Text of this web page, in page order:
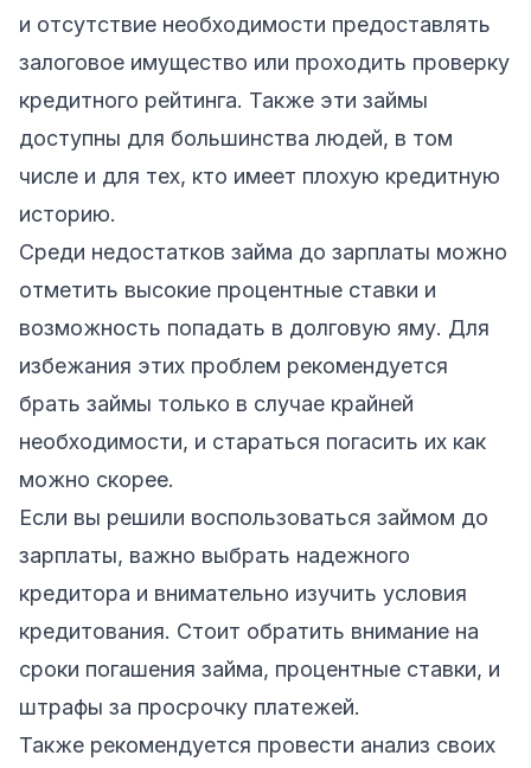
и отсутствие необходимости предоставлять
залоговое имущество или проходить проверку
кредитного рейтинга. Также эти займы
доступны для большинства людей, в том
числе и для тех, кто имеет плохую кредитную
историю.
Среди недостатков займа до зарплаты можно
отметить высокие процентные ставки и
возможность попадать в долговую яму. Для
избежания этих проблем рекомендуется
брать займы только в случае крайней
необходимости, и стараться погасить их как
можно скорее.
Если вы решили воспользоваться займом до
зарплаты, важно выбрать надежного
кредитора и внимательно изучить условия
кредитования. Стоит обратить внимание на
сроки погашения займа, процентные ставки, и
штрафы за просрочку платежей.
Также рекомендуется провести анализ своих